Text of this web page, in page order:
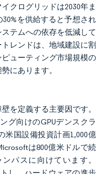
クログリッドは2030年ま
を供給すると予想され
テムへの依存を低減して
レンドは、地域建設に割
ューティング市場規模の
にあります。
を定義する主要因です。
グ向けのGPUデンスクラ
米国設備投資計画1,000億
は800億米ドルで続
パスに向けています。